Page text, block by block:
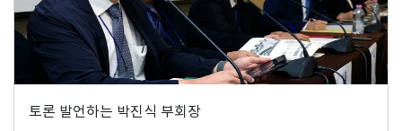
토론 발언하는 박진식 부회장